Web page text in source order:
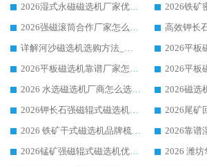
2026湿式永磁磁选机厂家优选华体会手机网页版-华体会(中国) _客户真实使用心得分享
2026强磁滚筒合作厂家怎么选-华体会手机网页版-华体会(中国) 行业优质供应商参考指南
详解河沙磁选机选购方法_除铁器品牌及华体会手机网页版-华体会(中国) 企业解析
2026平板磁选机靠谱厂家怎么选？华体会手机网页版-华体会(中国) 凭硬实力甄选合作品牌
2026 水选磁选机厂商怎么选 潍坊华体会手机网页版-华体会(中国) 技术实力强
2026钾长石强磁辊式磁选机厂家推荐_华体会手机网页版-华体会(中国) 强磁磁选机价格
2026 铁矿干式磁选机品牌梳理 华体会手机网页版-华体会(中国) 厂家甄选要点
2026锰矿强磁辊式磁选机优选品牌_华体会手机网页版-华体会(中国) 专业厂家值得选择